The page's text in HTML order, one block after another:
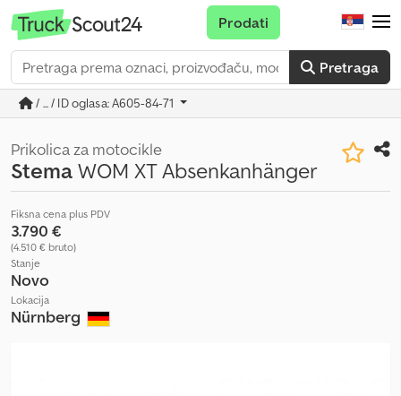
Pretraga
Prodati
/ ... / ID oglasa: A605-84-71
Prikolica za motocikle
StemaWOM XT Absenkanhänger
Fiksna cena plus PDV
3.790 €
(4.510 € bruto)
Stanje
Novo
Lokacija
Nürnberg